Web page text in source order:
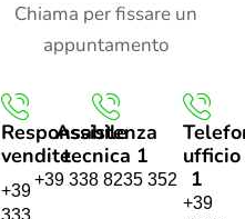
Chiama per fissare un
appuntamento
Responsabile
vendite
+39
333
Assistenza
tecnica 1
+39 338 8235 352
ufficio
1
+39